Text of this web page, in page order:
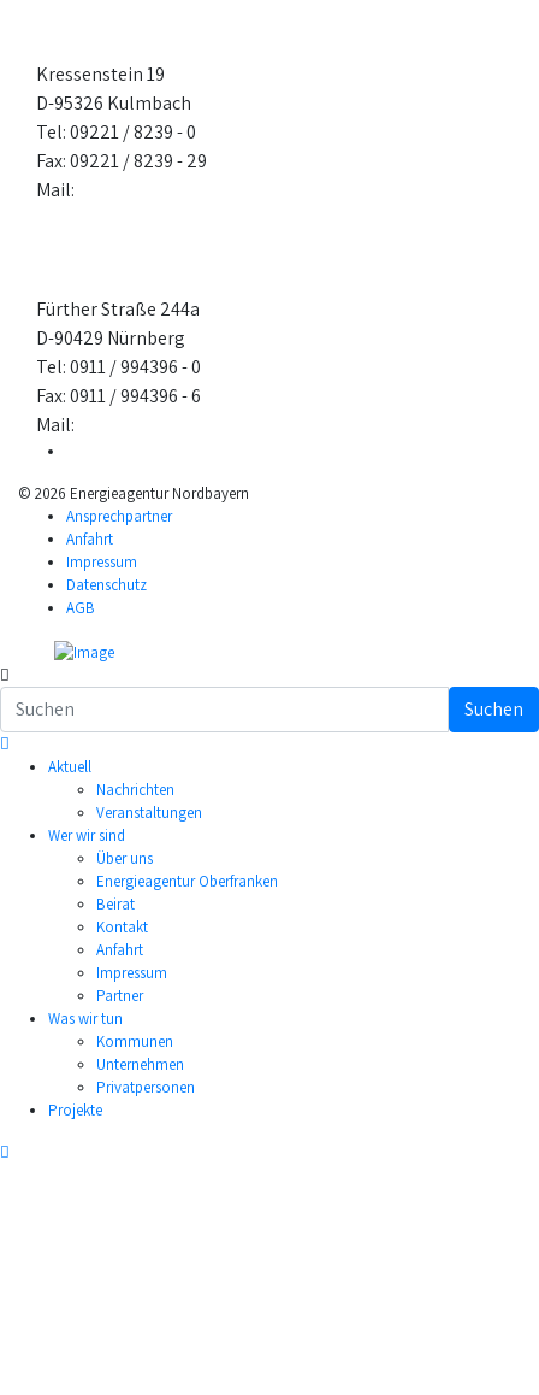
Kressenstein 19
D-95326 Kulmbach
Tel: 09221 / 8239 - 0
Fax: 09221 / 8239 - 29
Mail:
Fürther Straße 244a
D-90429 Nürnberg
Tel: 0911 / 994396 - 0
Fax: 0911 / 994396 - 6
Mail:
© 2026 Energieagentur Nordbayern
Ansprechpartner
Anfahrt
Impressum
Datenschutz
AGB
Suchen
Aktuell
Nachrichten
Veranstaltungen
Wer wir sind
Über uns
Energieagentur Oberfranken
Beirat
Kontakt
Anfahrt
Impressum
Partner
Was wir tun
Kommunen
Unternehmen
Privatpersonen
Projekte